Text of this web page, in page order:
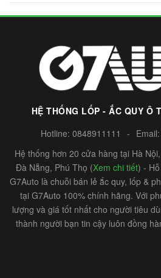
HỆ THỐNG LỐP - ẮC QUY Ô
Hotline: 0848911111 - Email:
Hệ thống hơn 20 cửa hàng tại Hà
Đà Nẵng, Phú Thọ (Xem chi tiết) -
G7Auto là chuỗi bán lẻ ắc quy, lốp &
tại G7Auto 100% chính hãng. Với
lượng và giá tốt nhất cho người tiêu
thành người bạn tin cậy luôn đồng